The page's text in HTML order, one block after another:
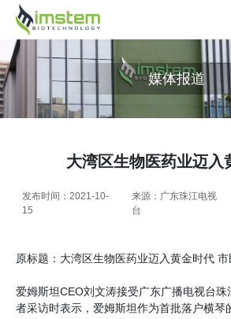
媒体报道
大湾区生物医药业迈入
发布时间：2021-10-
15
来源：广东珠江电视
台
原标题：大湾区生物医药业迈入黄金时代
爱姆斯坦CEO刘文涛接受广东广播电视台
者采访时表示，爱姆斯坦作为首批落户横琴